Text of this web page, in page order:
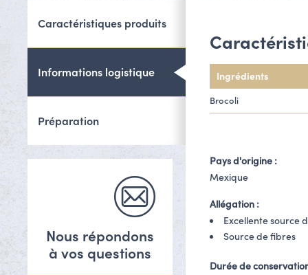
Caractéristiques produits
Informations logistique
Préparation
Nous répondons
à vos questions
Ingrédients
Brocoli
Pays d'origine :
Mexique
Allégation :
Excellente source
Source de fibres
Durée de